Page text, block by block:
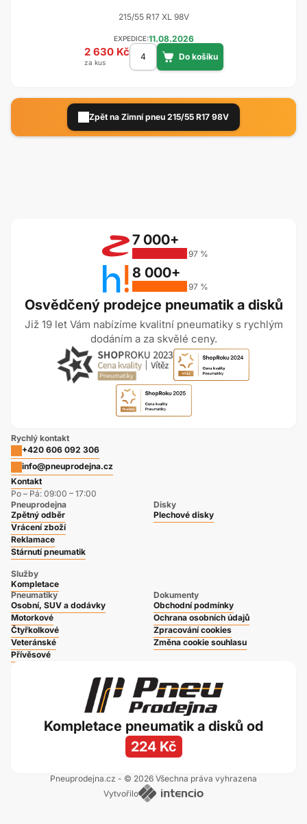
215/55 R17 XL 98V
EXPEDICE:11.08.2026
2 630 Kč
za kus
Zpět na Zimní pneu 215/55 R17 98V
Osvědčený prodejce pneumatik a disků
Již 19 let Vám nabízíme kvalitní pneumatiky s rychlým
dodáním a za skvělé ceny.
7 000+
97 %
8 000+
97 %
Rychlý kontakt
+420 606 092 306
info@pneuprodejna.cz
Kontakt
Po – Pá: 09:00 – 17:00
Pneuprodejna
Zpětný odběr
Vrácení zboží
Reklamace
Stárnutí pneumatik
Služby
Kompletace
Disky
Plechové disky
Pneumatiky
Osobní, SUV a dodávky
Motorkové
Čtyřkolkové
Veteránské
Přívěsové
Dokumenty
Obchodní podmínky
Ochrana osobních údajů
Zpracování cookies
Změna cookie souhlasu
Kompletace pneumatik a disků od
224 Kč
Pneuprodejna.cz - © 2026 Všechna práva vyhrazena
Vytvořilo